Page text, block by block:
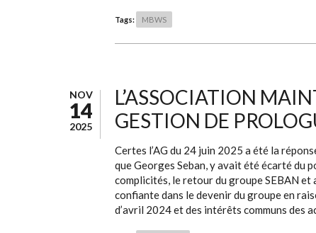
Tags: MBWS
NOV
14
2025
L’ASSOCIATION
GESTION DE
Certes l’AG du 24 juin 2025 a été la
que Georges Seban, y avait été écarté du
complicités, le retour du groupe SEBAN et
confiante dans le devenir du groupe en
d’avril 2024 et des intérêts communs des